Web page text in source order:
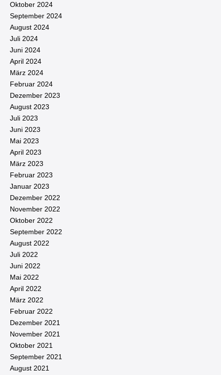
Oktober 2024
September 2024
August 2024
Juli 2024
Juni 2024
April 2024
März 2024
Februar 2024
Dezember 2023
August 2023
Juli 2023
Juni 2023
Mai 2023
April 2023
März 2023
Februar 2023
Januar 2023
Dezember 2022
November 2022
Oktober 2022
September 2022
August 2022
Juli 2022
Juni 2022
Mai 2022
April 2022
März 2022
Februar 2022
Dezember 2021
November 2021
Oktober 2021
September 2021
August 2021